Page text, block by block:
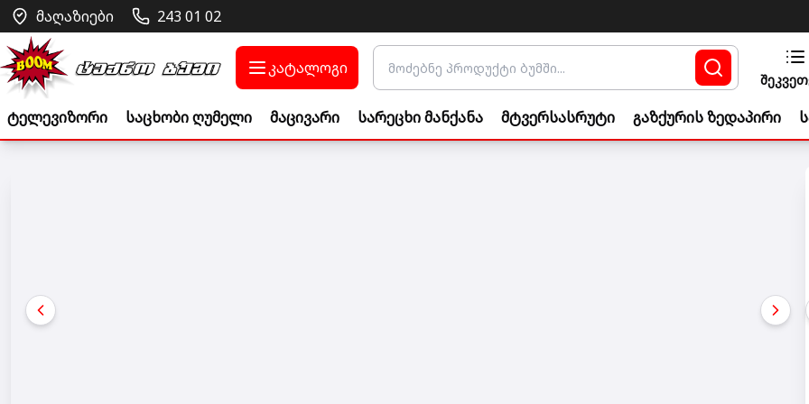
მაღაზიები 243 01 02
კატალოგი
ტელევიზორი საცხობი ღუმელი მაცივარი სარეცხი მანქანა მტვერსასრუტი გაზქურის ზედაპირი